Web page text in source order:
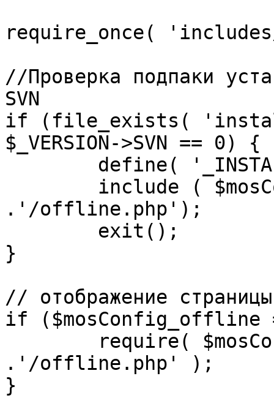
require_once(
//Проверка подпаки
SVN
if (file_exists(
$_VERSION->SVN == 0) {
.'/offline.php');
}
// отображение
if ($mosConfig_offline
.'/offline.php' );
}